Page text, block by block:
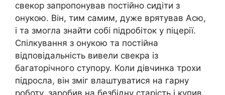
свекор запропонував постійно сидіти з
онукою. Він, тим самим, дуже врятував Асю,
і та змогла знайти собі підробіток у піцерії.
Спілкування з онукою та постійна
відповідальність вивели свекра із
багаторічного ступору. Коли дівчинка трохи
підросла, він зміг влаштуватися на гарну